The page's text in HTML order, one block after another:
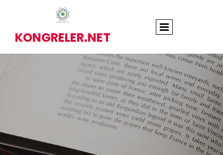
KONGRELER.NET